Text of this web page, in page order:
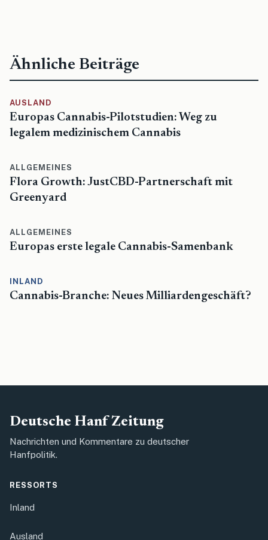
Ähnliche Beiträge
AUSLAND
Europas Cannabis-Pilotstudien: Weg zu
legalem medizinischem Cannabis
ALLGEMEINES
Flora Growth: JustCBD-Partnerschaft mit
Greenyard
ALLGEMEINES
Europas erste legale Cannabis-Samenbank
INLAND
Cannabis-Branche: Neues Milliardengeschäft?
Deutsche Hanf Zeitung
Nachrichten und Kommentare zu deutscher
Hanfpolitik.
RESSORTS
Inland
Ausland